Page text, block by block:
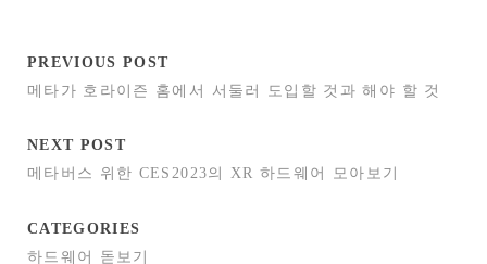
PREVIOUS POST
메타가 호라이즌 홈에서 서둘러 도입할 것과 해야 할 것
NEXT POST
메타버스 위한 CES2023의 XR 하드웨어 모아보기
CATEGORIES
하드웨어 돋보기